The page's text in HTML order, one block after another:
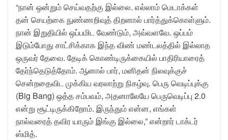
“நான் ஒன்றும் செய்வதற்கு இல்லை. எல்லாம் மெடாக்கள்
தன் செயற்கை நுண்ணறிவுத் திறனால் பார்த்துக்கொள்ளும்.
நான் இறுதியில் ஒப்பமிட வேண்டும், அவ்வளவே. ஒப்பம்
இடும்போது சாட்சிக்காக இந்த விண் மண்டலத்தில் இல்லாத
ஒருவர் தேவை. தேடிக் கொண்டிருக்கையில் பாதிரியாரைத்
தேர்ந்தெடுத்தோம். ஆனால் பார், மனிதன் நிலவுக்குச்
சென்றதைவிட முக்கிய வரலாற்று நிகழ்வு. பெரு வெடிப்புக்கு
(Big Bang) ஒத்த சம்பவம், அதனாலேயே பெருவெடிப்பு 2.0
என்று சூட்டிருக்கிறோம். இருந்தும் என்ன, எங்கள்
நால்வரைத் தவிர யாரும் இங்கு இல்லை,” என்றார் டாக்டர்
ஸ்மித்.